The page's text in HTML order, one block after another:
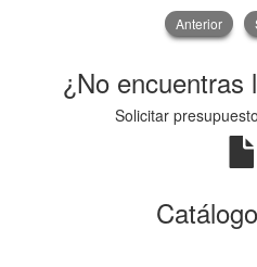
Anterior
¿No encuentras
Solicitar